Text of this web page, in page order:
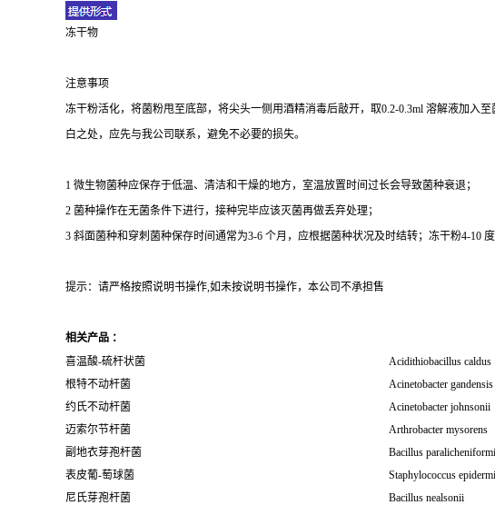
冻干物
注意事项
冻干粉活化，将菌粉甩至底部，将尖头一侧用酒精消毒后敲开，取0.2-0.3ml 溶解液加入
白之处，应先与我公司联系，避免不必要的损失。
1 微生物菌种应保存于低温、清洁和干燥的地方，室温放置时间过长会导致菌种衰退；
2 菌种操作在无菌条件下进行，接种完毕应该灭菌再做丢弃处理；
3 斜面菌种和穿刺菌种保存时间通常为3-6 个月，应根据菌种状况及时结转；冻干粉4-10
提示：请严格按照说明书操作,如未按说明书操作，本公司不承担售
相关产品 ：
喜温酸-硫杆状菌
Acidithiobacillus caldus
根特不动杆菌
Acinetobacter gandensis
约氏不动杆菌
Acinetobacter johnsonii
迈索尔节杆菌
Arthrobacter mysorens
副地衣芽孢杆菌
Bacillus
表皮葡-萄球菌
Staphylococcus
尼氏芽孢杆菌
Bacillus nealsonii